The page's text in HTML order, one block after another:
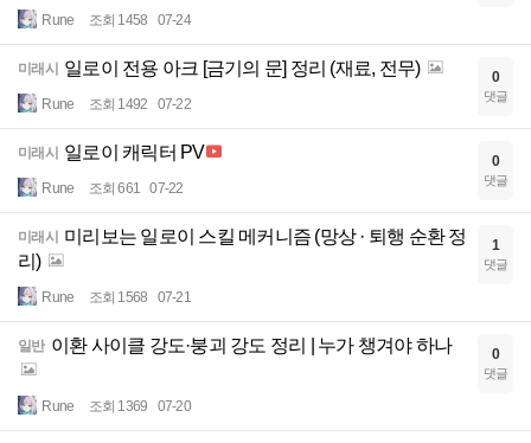
Rune 조회 1458 07-24
미래시 일로이 전용 아크 [금기의 문] 정리 (재료, 전무)
Rune 조회 1492 07-22
0
댓글
미래시 일로이 캐릭터 PV
Rune 조회 661 07-22
0
댓글
미래시
미리보는 일로이 스킬 메커니즘 (망상 · 퇴행 순환 정
리)
Rune 조회 1568 07-21
1
댓글
일반 이환 사이클 강도·붕괴 강도 정리 | 누가 챙겨야 하나
Rune 조회 1369 07-20
0
댓글